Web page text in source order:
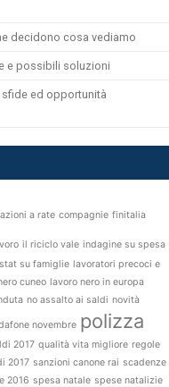
decidono cosa vediamo
e possibili soluzioni
ed opportunità
a rate compagnie finitalia
il riciclo vale indagine su spesa
su famiglie lavoratori precoci e
cuneo lavoro nero in europa
no assalto ai saldi novità
novembre polizza
2017 qualità vita migliore regole
2017 sanzioni canone rai scadenze
2016 spesa natale spese natalizie